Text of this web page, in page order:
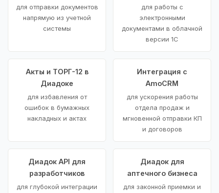
для отправки документов
напрямую из учетной
системы
для работы с
электронными
документами в облачной
версии 1С
Акты и ТОРГ-12 в
Диадоке
для избавления от
ошибок в бумажных
накладных и актах
Интеграция с
AmoCRM
для ускорения работы
отдела продаж и
мгновенной отправки КП
и договоров
Диадок API для
разработчиков
для глубокой интеграции
Диадок для
аптечного бизнеса
для законной приемки и